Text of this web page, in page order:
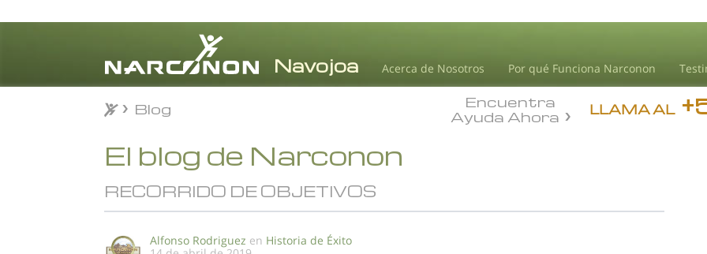
Acerca de Nosotros Por qué Funciona Narconon
LLAMA AL
Encuentra
Ayuda Ahora
Blog
El blog de Narconon
RECORRIDO DE OBJETIVOS
Alfonso Rodriguez en Historia de Éxito
Blog